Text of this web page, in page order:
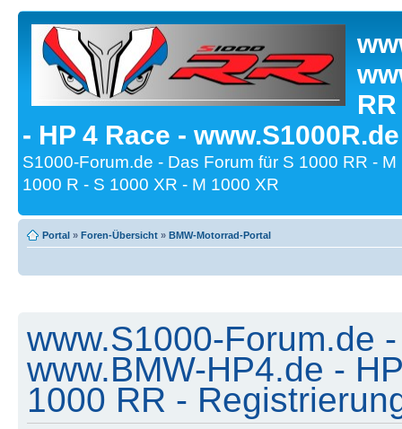
- HP 4 Race -
S1000-Forum.de - Das Forum für S 1000 RR -
1000 R - S 1000 XR - M 1000 XR
Portal » Foren-Übersicht » BMW-Motorrad-Portal
www.S1000-Forum.de
www.BMW-HP4.de -
1000 RR -